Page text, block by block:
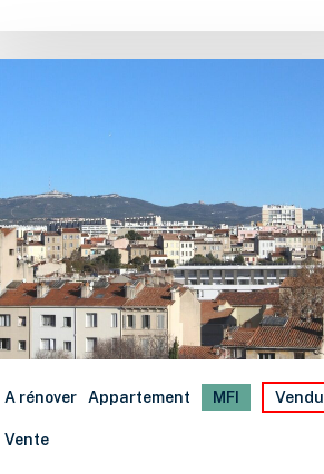
A rénover Appartement MFI Vendu
Vente